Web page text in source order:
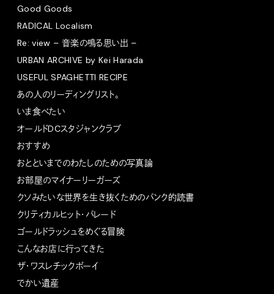
Good Goods
RADICAL Localism
Re: view – 音楽の鳴る思い出 –
URBAN ARCHIVE by Kei Harada
USEFUL SPAGHETTI RECIPE
あの人のリーディングリスト。
いま食べたい
オールドDCスタジャンクラブ
おすすめ
おとといまでのわたしのための写真論
お部屋のマイナーリーガーズ
クソみたいな世界を生き抜くためのパンク的読書
クリティカルヒット・パレード
ゴールドラッシュをめぐる冒険
こんなお店に行ってきた
ザ・ワスレチックボーイ
でかい遺産